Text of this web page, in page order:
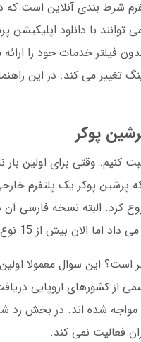
توانند با دانلود
فیلتر خدمات خود را
تغییر می کند. در این
پوکر
کنیم. وقتی برای اولین
الان بیش از 15 نوع بازی دارد.
از کشورهای اروپایی
شده اند. در بخش رد
فعالیت نمی کند.